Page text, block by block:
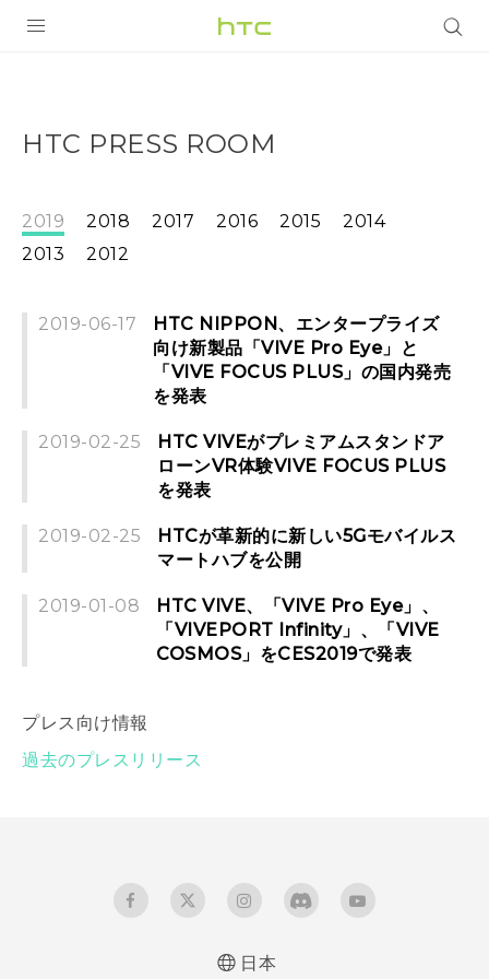
VIVERSE
アプリ
サポート
HTC PRESS ROOM
2019 2018 2017 2016 2015
2014
2013
2012
2019-06-17
HTC NIPPON、エンタープライズ
向け新製品「VIVE Pro Eye」と
「VIVE FOCUS PLUS」の国内発売
を発表
2019-02-25
HTC VIVEがプレミアムスタンドア
ローンVR体験VIVE FOCUS PLUS
を発表
2019-02-25
HTCが革新的に新しい5Gモバイルス
マートハブを公開
2019-01-08
HTC VIVE、「VIVE Pro Eye」、
「VIVEPORT Infinity」、「VIVE
COSMOS」をCES2019で発表
プレス向け情報
過去のプレスリリース
日本